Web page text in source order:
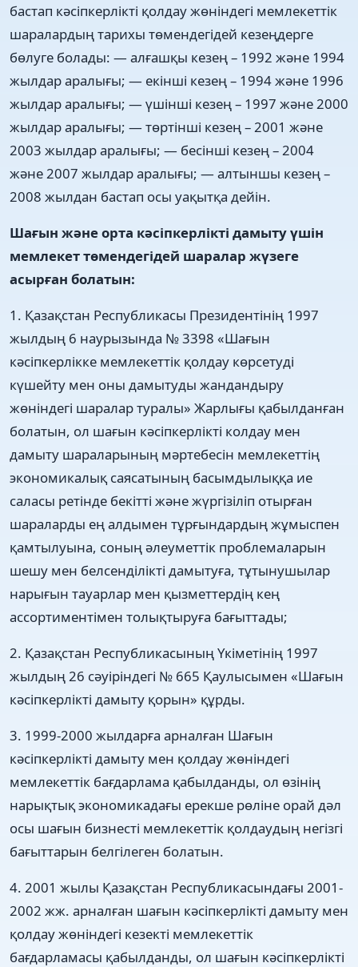
бастап кəсіпкерлікті қолдау жөніндегі мемлекеттік
шаралардың тарихы төмендегідей кезеңдерге
бөлуге болады: — алғашқы кезең – 1992 жəне 1994
жылдар аралығы; — екінші кезең – 1994 жəне 1996
жылдар аралығы; — үшінші кезең – 1997 жəне 2000
жылдар аралығы; — төртінші кезең – 2001 жəне
2003 жылдар аралығы; — бесінші кезең – 2004
жəне 2007 жылдар аралығы; — алтыншы кезең –
2008 жылдан бастап осы уақытқа дейін.
Шағын жəне орта кəсіпкерлікті дамыту үшін
мемлекет төмендегідей шаралар жүзеге
асырған болатын:
1. Қазақстан Республикасы Президентінің 1997
жылдың 6 наурызында № 3398 «Шағын
кəсіпкерлікке мемлекеттік қолдау көрсетуді
күшейту мен оны дамытуды жандандыру
жөніндегі шаралар туралы» Жарлығы қабылданған
болатын, ол шағын кəсіпкерлікті колдау мен
дамыту шараларының мəртебесін мемлекеттің
экономикалық саясатының басымдылыққа ие
саласы ретінде бекітті жəне жүргізіліп отырған
шараларды ең алдымен тұрғындардың жұмыспен
қамтылуына, соның əлеуметтік проблемаларын
шешу мен белсенділікті дамытуға, тұтынушылар
нарығын тауарлар мен қызметтердің кең
ассортиментімен толықтыруға бағыттады;
2. Қазақстан Республикасының Үкіметінің 1997
жылдың 26 сəуіріндегі № 665 Қаулысымен «Шағын
кəсіпкерлікті дамыту қорын» құрды.
3. 1999-2000 жылдарға арналған Шағын
кəсіпкерлікті дамыту мен қолдау жөніндегі
мемлекеттік бағдарлама қабылданды, ол өзінің
нарықтық экономикадағы ерекше рөліне орай дəл
осы шағын бизнесті мемлекеттік қолдаудың негізгі
бағыттарын белгілеген болатын.
4. 2001 жылы Қазақстан Республикасындағы 2001-
2002 жж. арналған шағын кəсіпкерлікті дамыту мен
қолдау жөніндегі кезекті мемлекеттік
бағдарламасы қабылданды, ол шағын кəсіпкерлікті